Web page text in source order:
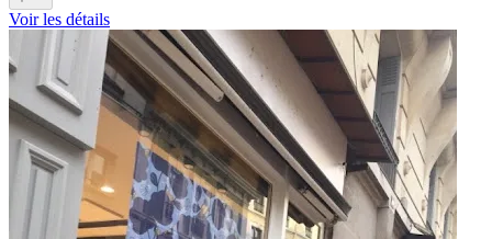
Voir les détails